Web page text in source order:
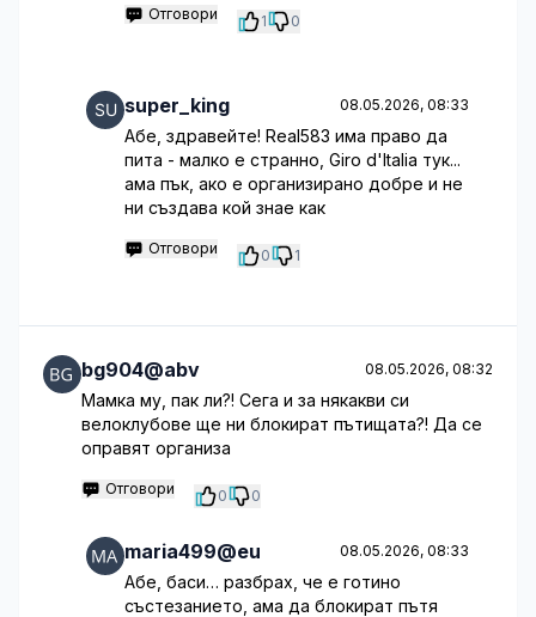
Отговори 1 0
super_king 08.05.2026, 08:33
Абе, здравейте! Real583 има право да
пита - малко е странно, Giro d'Italia тук...
ама пък, ако е организирано добре и не
ни създава кой знае как
Отговори 0 1
bg904@abv 08.05.2026, 08:32
Мамка му, пак ли?! Сега и за някакви си
велоклубове ще ни блокират пътищата?! Да се
оправят организа
Отговори 0 0
maria499@eu 08.05.2026, 08:33
Абе, баси… разбрах, че е готино
състезанието, ама да блокират пътя